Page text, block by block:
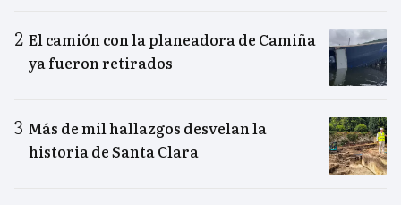
El camión con la planeadora de Camiña
ya fueron retirados
Más de mil hallazgos desvelan la
historia de Santa Clara